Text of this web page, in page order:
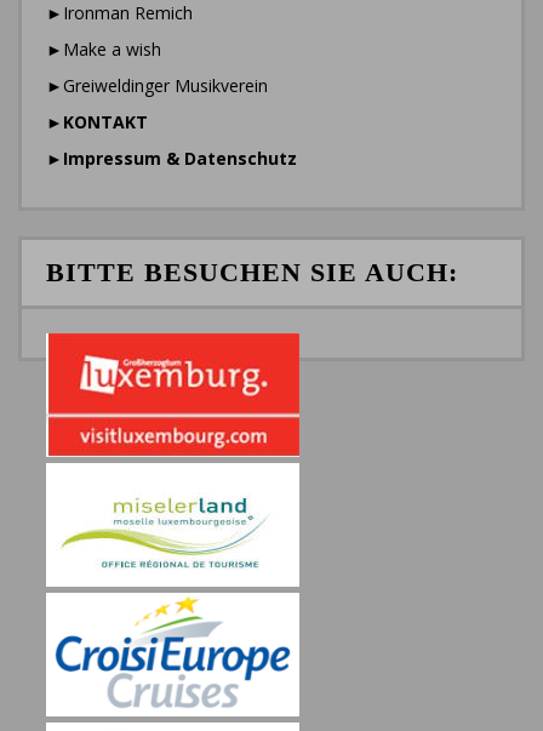
►Ironman Remich
►Make a wish
►Greiweldinger Musikverein
► KONTAKT
► Impressum & Datenschutz
BITTE BESUCHEN SIE AUCH: